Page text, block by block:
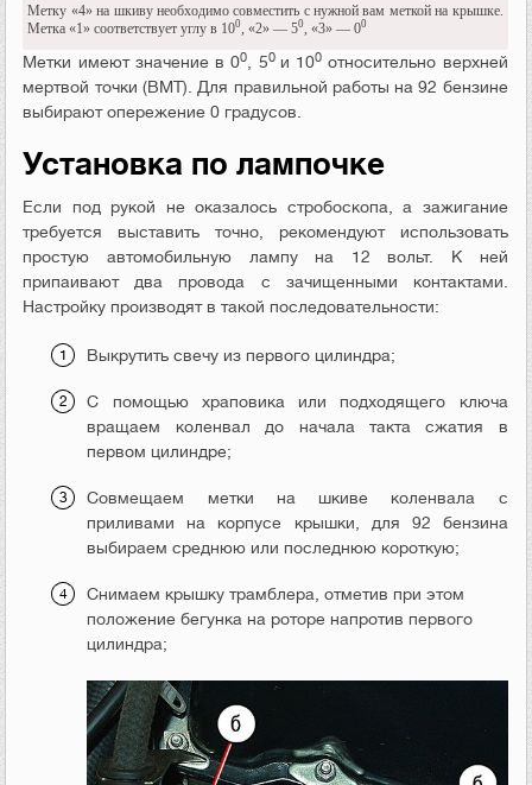
Метку «4» на шкиву необходимо совместить с нужной вам меткой на крышке.
Метка «1» соответствует углу в 100, «2» — 50, «3» — 00
Метки имеют значение в 00 , 50 и 100 относительно верхней
мертвой точки (ВМТ). Для правильной работы на 92 бензине
выбирают опережение 0 градусов.
Установка по лампочке
Если под рукой не оказалось стробоскопа, а зажигание
требуется выставить точно, рекомендуют использовать
простую автомобильную лампу на 12 вольт. К ней
припаивают два провода с зачищенными контактами.
Настройку производят в такой последовательности:
Выкрутить свечу из первого цилиндра;
С помощью храповика или подходящего ключа
вращаем коленвал до начала такта сжатия в
первом цилиндре;
Совмещаем метки на шкиве коленвала с
приливами на корпусе крышки, для 92 бензина
выбираем среднюю или последнюю короткую;
Снимаем крышку трамблера, отметив при этом
положение бегунка на роторе напротив первого
цилиндра;